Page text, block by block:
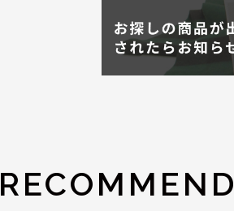
RECOMMEND